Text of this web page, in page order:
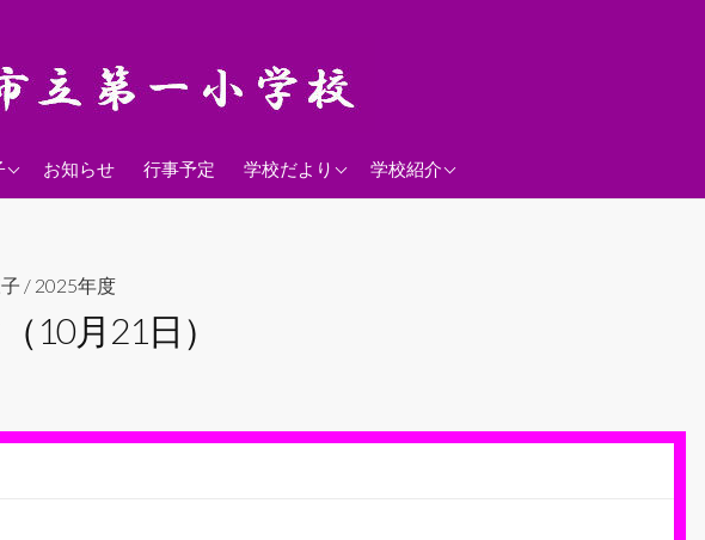
お知らせ 行事予定 学校だより
2026年度 学校紹介
学校経営方針
/ 2025年度
10月21日）